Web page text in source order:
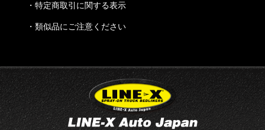
・ 特定商取引に関する表示
・ 類似品にご注意ください